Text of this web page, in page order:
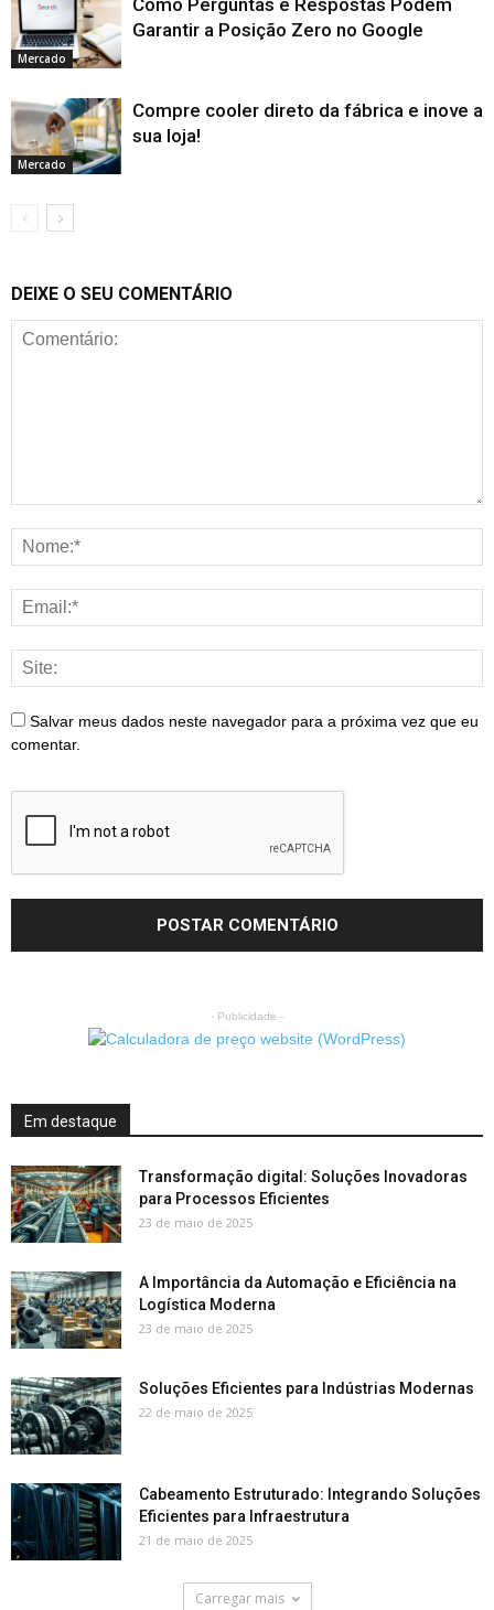
Mercado
Como Perguntas e Respostas Podem
Garantir a Posição Zero no Google
Mercado
Compre cooler direto da fábrica e inove a
sua loja!
DEIXE O SEU COMENTÁRIO
Salvar meus dados neste navegador para a próxima vez que eu
comentar.
- Publicidade -
Em destaque
Transformação digital: Soluções Inovadoras
para Processos Eficientes
23 de maio de 2025
A Importância da Automação e Eficiência na
Logística Moderna
23 de maio de 2025
Soluções Eficientes para Indústrias Modernas
22 de maio de 2025
Cabeamento Estruturado: Integrando Soluções
Eficientes para Infraestrutura
21 de maio de 2025
Carregar mais